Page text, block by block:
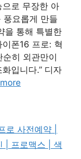
로 무장한 아
풍요롭게 만들
을 통해 특별한
폰16 프로: 혁
순히 외관만이
입니다.” 디자
로 사전예약 |
| 프로맥스 | 색